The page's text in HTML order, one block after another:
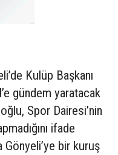
Kulüp Başkanı
gündem yaratacak
Spor Dairesi’nin
ifade
Gönyeli’ye bir kuruş